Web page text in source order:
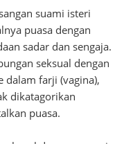
suami isteri
puasa dengan
sadar dan sengaja.
seksual dengan
dalam farji (vagina),
dikatagorikan
puasa.